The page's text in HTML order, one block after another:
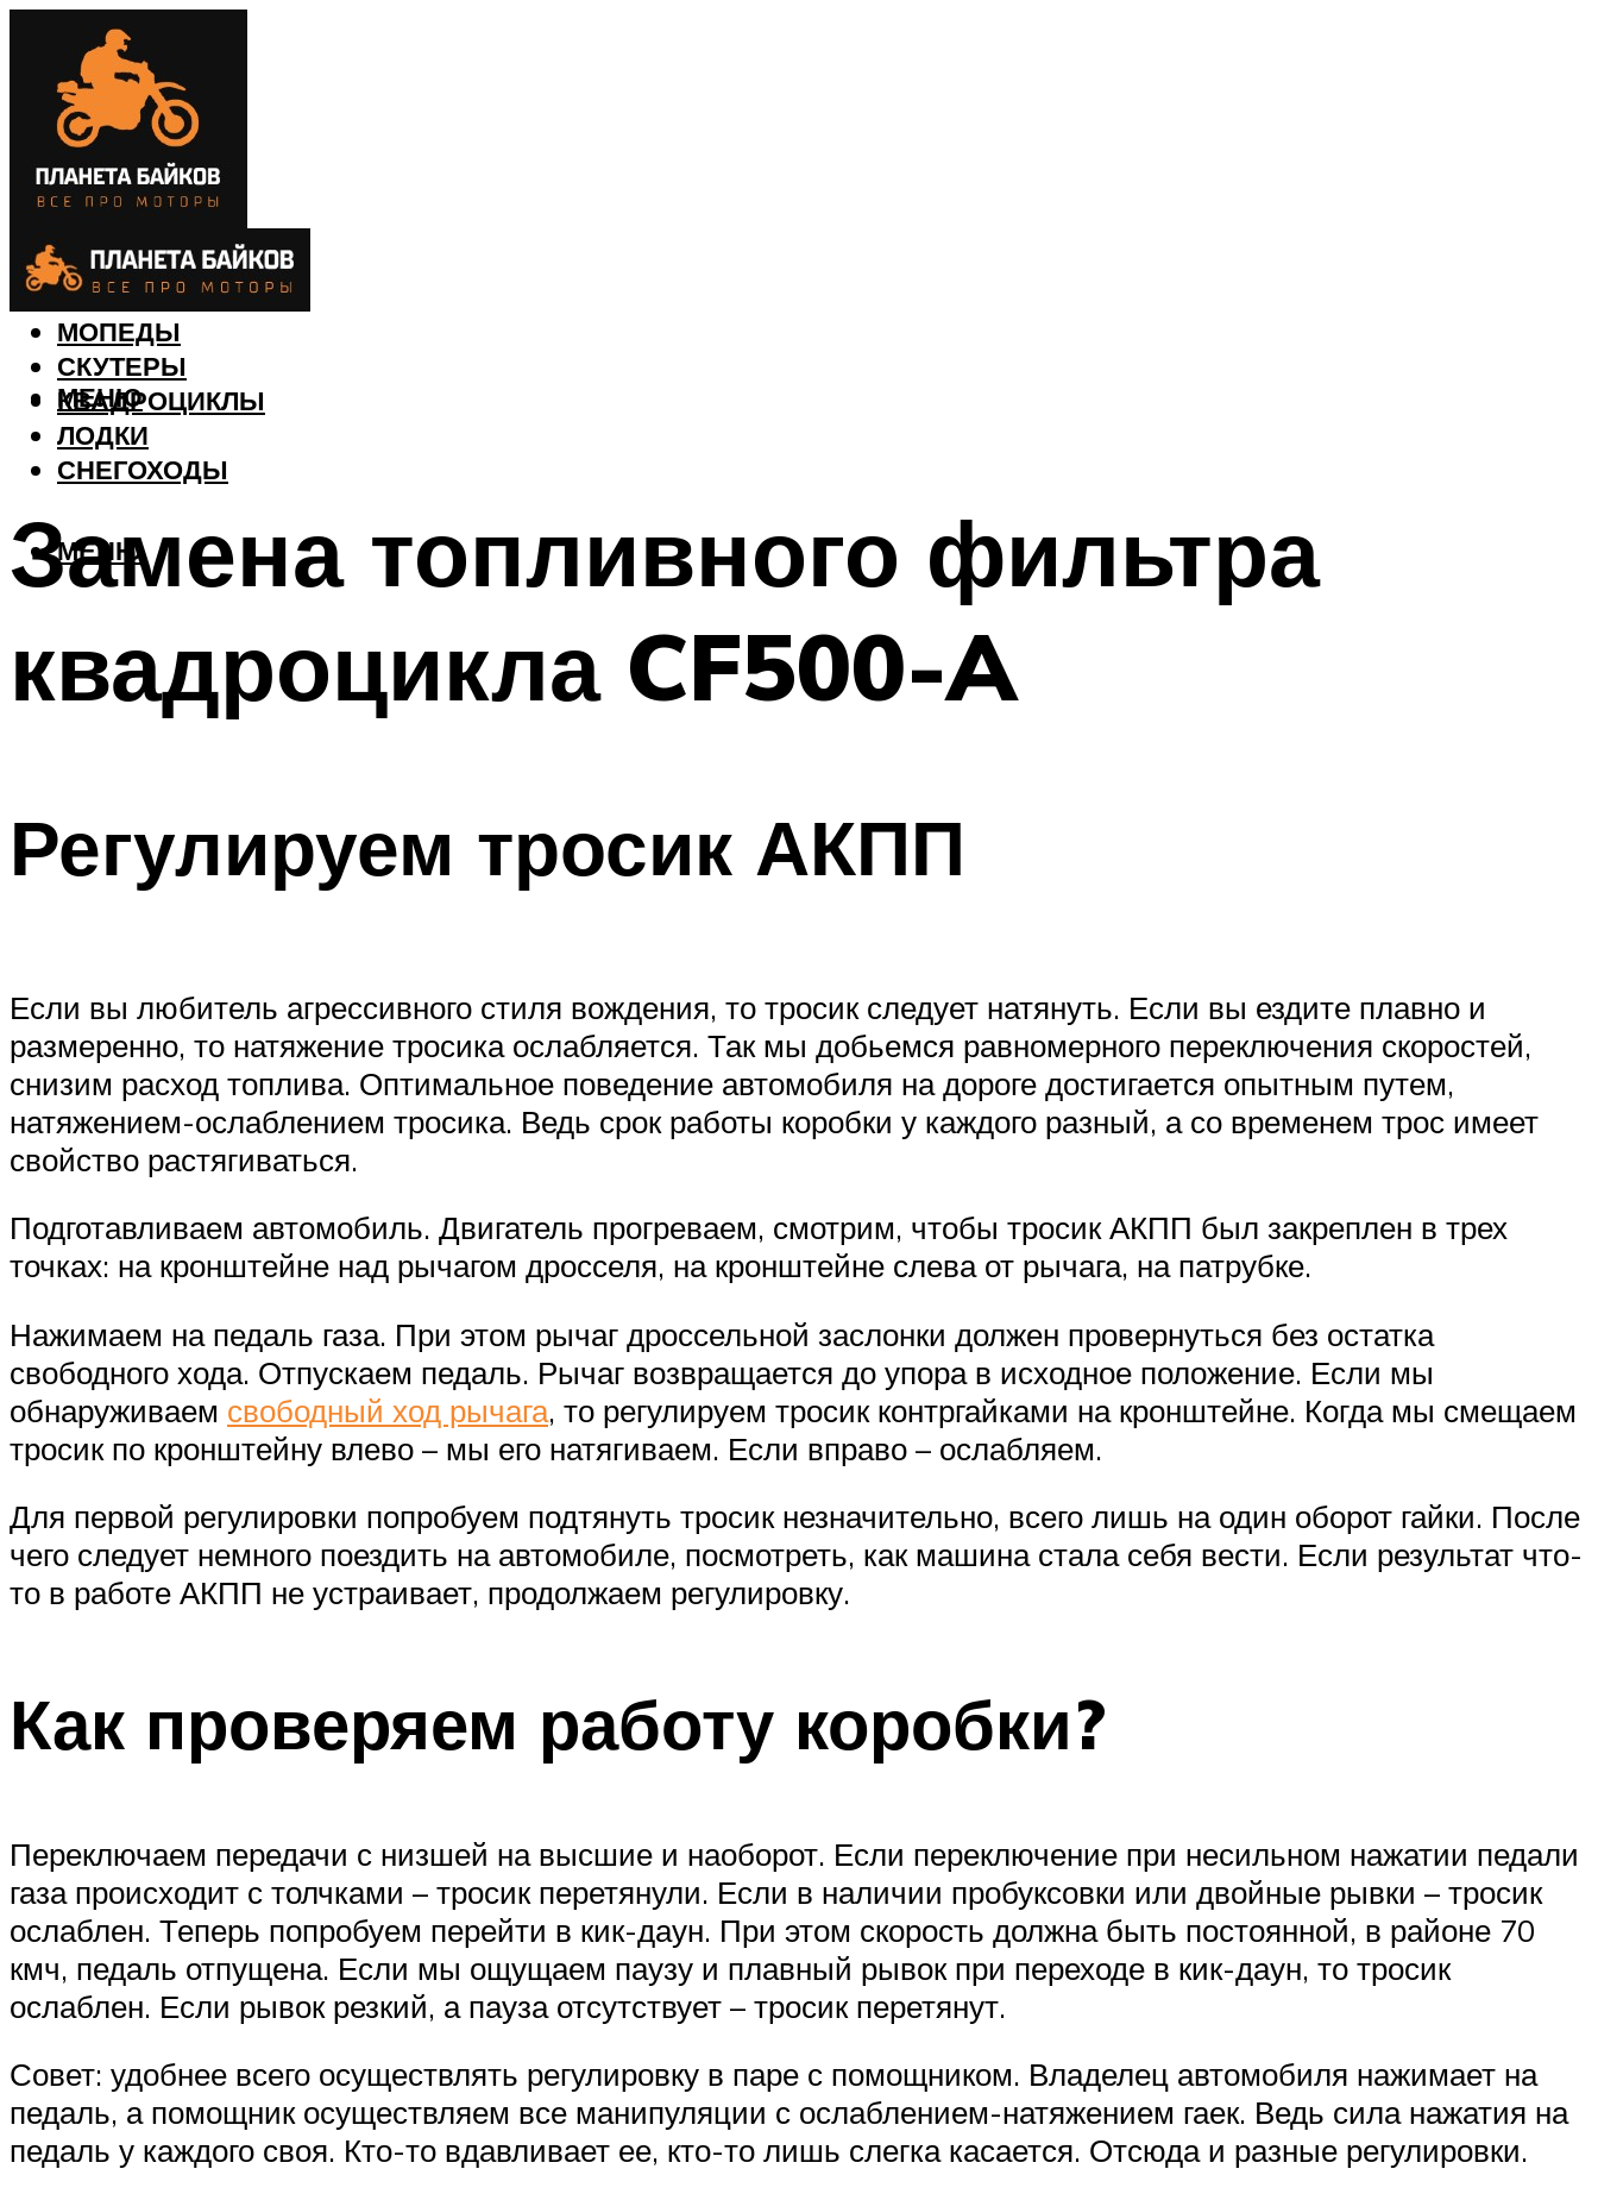
МОТОЦИКЛЫ
МОПЕДЫ
СКУТЕРЫ
КВАДРОЦИКЛЫ
ЛОДКИ
СНЕГОХОДЫ
МЕНЮ
МЕНЮ
Замена топливного фильтра
квадроцикла CF500-A
Регулируем тросик АКПП
Если вы любитель агрессивного стиля вождения, то тросик следует натянуть. Если вы ездите плавно и
размеренно, то натяжение тросика ослабляется. Так мы добьемся равномерного переключения скоростей,
снизим расход топлива. Оптимальное поведение автомобиля на дороге достигается опытным путем,
натяжением-ослаблением тросика. Ведь срок работы коробки у каждого разный, а со временем трос имеет
свойство растягиваться.
Подготавливаем автомобиль. Двигатель прогреваем, смотрим, чтобы тросик АКПП был закреплен в трех
точках: на кронштейне над рычагом дросселя, на кронштейне слева от рычага, на патрубке.
Нажимаем на педаль газа. При этом рычаг дроссельной заслонки должен провернуться без остатка
свободного хода. Отпускаем педаль. Рычаг возвращается до упора в исходное положение. Если мы
обнаруживаем свободный ход рычага, то регулируем тросик контргайками на кронштейне. Когда мы смещаем
тросик по кронштейну влево – мы его натягиваем. Если вправо – ослабляем.
Для первой регулировки попробуем подтянуть тросик незначительно, всего лишь на один оборот гайки. После
чего следует немного поездить на автомобиле, посмотреть, как машина стала себя вести. Если результат что-
то в работе АКПП не устраивает, продолжаем регулировку.
Как проверяем работу коробки?
Переключаем передачи с низшей на высшие и наоборот. Если переключение при несильном нажатии педали
газа происходит с толчками – тросик перетянули. Если в наличии пробуксовки или двойные рывки – тросик
ослаблен. Теперь попробуем перейти в кик-даун. При этом скорость должна быть постоянной, в районе 70
кмч, педаль отпущена. Если мы ощущаем паузу и плавный рывок при переходе в кик-даун, то тросик
ослаблен. Если рывок резкий, а пауза отсутствует – тросик перетянут.
Совет: удобнее всего осуществлять регулировку в паре с помощником. Владелец автомобиля нажимает на
педаль, а помощник осуществляем все манипуляции с ослаблением-натяжением гаек. Ведь сила нажатия на
педаль у каждого своя. Кто-то вдавливает ее, кто-то лишь слегка касается. Отсюда и разные регулировки.